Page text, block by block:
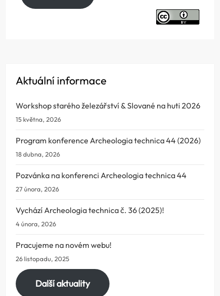
Aktuální informace
Workshop starého železářství & Slované na huti 2026
15 května, 2026
Program konference Archeologia technica 44 (2026)
18 dubna, 2026
Pozvánka na konferenci Archeologia technica 44
27 února, 2026
Vychází Archeologia technica č. 36 (2025)!
4 února, 2026
Pracujeme na novém webu!
26 listopadu, 2025
Další aktuality